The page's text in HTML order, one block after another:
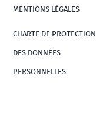
MENTIONS LÉGALES
CHARTE DE PROTECTION
DES DONNÉES
PERSONNELLES